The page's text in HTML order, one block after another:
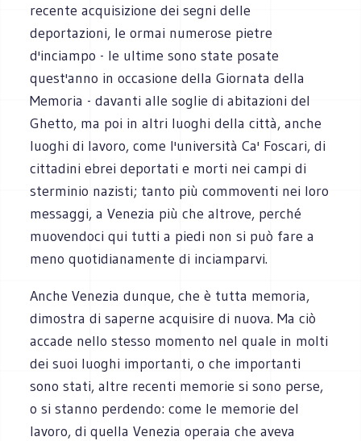
recente acquisizione dei segni delle
deportazioni, le ormai numerose pietre
d'inciampo - le ultime sono state posate
quest'anno in occasione della Giornata della
Memoria - davanti alle soglie di abitazioni del
Ghetto, ma poi in altri luoghi della città, anche
luoghi di lavoro, come l'università Ca' Foscari, di
cittadini ebrei deportati e morti nei campi di
sterminio nazisti; tanto più commoventi nei loro
messaggi, a Venezia più che altrove, perché
muovendoci qui tutti a piedi non si può fare a
meno quotidianamente di inciamparvi.
Anche Venezia dunque, che è tutta memoria,
dimostra di saperne acquisire di nuova. Ma ciò
accade nello stesso momento nel quale in molti
dei suoi luoghi importanti, o che importanti
sono stati, altre recenti memorie si sono perse,
o si stanno perdendo: come le memorie del
lavoro, di quella Venezia operaia che aveva